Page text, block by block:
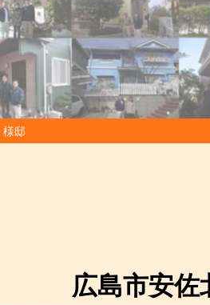
邸
広島市安